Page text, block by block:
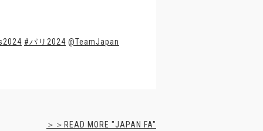
#パリ2024 @TeamJapan
＞＞READ MORE "JAPAN FA"